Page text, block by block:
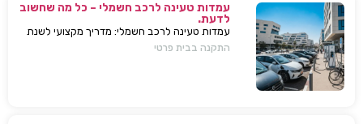
עמדות טעינה לרכב חשמלי – כל מה שחשוב
לדעת.
עמדות טעינה לרכב חשמלי: מדריך מקצועי לשנת
2025. בחירת עמדת טעינה, התקנה בבית או
התקנה בבית פרטי